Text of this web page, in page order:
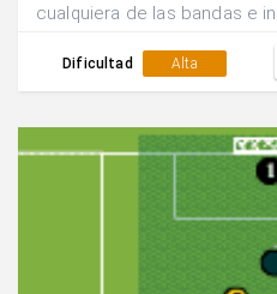
cualquiera de las bandas e
consiguen en 5 min y se
equipos.
Dificultad Alta